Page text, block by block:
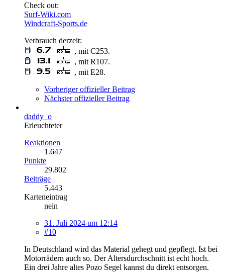
Check out:
Surf-Wiki.com
Windcraft-Sports.de
Verbrauch derzeit:
, mit C253.
, mit R107.
, mit E28.
Vorheriger offizieller Beitrag
Nächster offizieller Beitrag
daddy_o
Erleuchteter
Reaktionen
1.647
Punkte
29.802
Beiträge
5.443
Karteneintrag
nein
31. Juli 2024 um 12:14
#10
In Deutschland wird das Material gehegt und gepflegt. Ist bei
Motorrädern auch so. Der Altersdurchschnitt ist echt hoch.
Ein drei Jahre altes Pozo Segel kannst du direkt entsorgen.